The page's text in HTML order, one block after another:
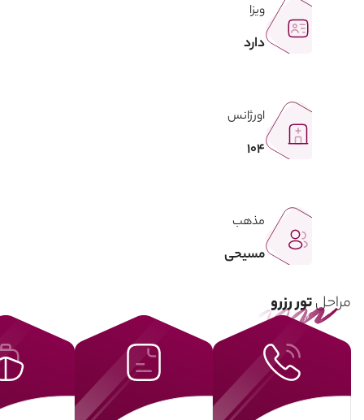
ویزا
دارد
اورژانس
104
مذهب
مسیحی
مراحلتور رزرو